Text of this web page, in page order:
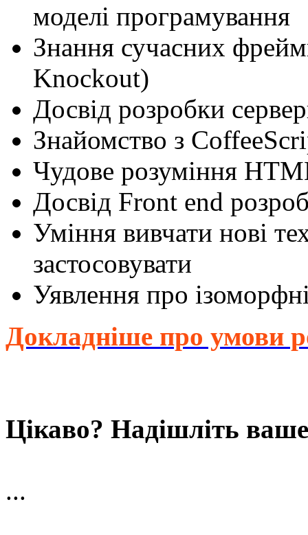
моделі програмування
Знання сучасних
Knockout)
Досвід розробки
Знайомство з
Чудове розуміння
Досвід Front end
Уміння вивчати нові
застосовувати
Уявлення про
Докладніше про умови
Цікаво? Надішліть
...